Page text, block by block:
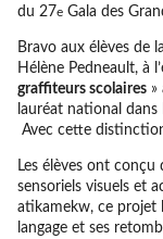
du 27eGala des
Bravo aux élèves de
Hélène Pedneault, à
graffiteurs scolaires»
lauréat national
Avec cette
Les élèves ont conçu
sensoriels visuels et
atikamekw, ce projet
langage et ses